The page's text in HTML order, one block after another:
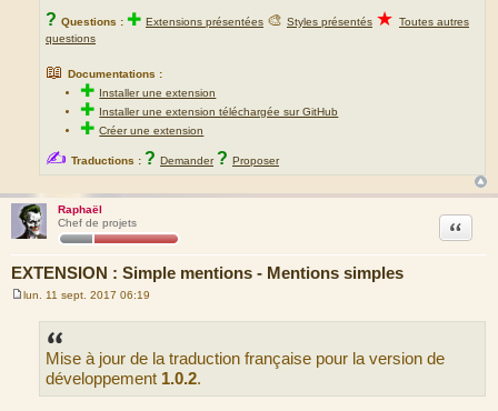
? Questions : ✚ Extensions présentées 🎨 Styles présentés ★ Toutes autres
questions
📖 Documentations :
✚ Installer une extension
✚ Installer une extension téléchargée sur GitHub
✚Créer une extension
✍ Traductions : ? Demander ? Proposer
Raphaël
Chef de projets
EXTENSION : Simple mentions - Mentions simples
Citation
lun. 11 sept. 2017 06:19
Mise à jour de la traduction française pour la version de
développement 1.0.2.